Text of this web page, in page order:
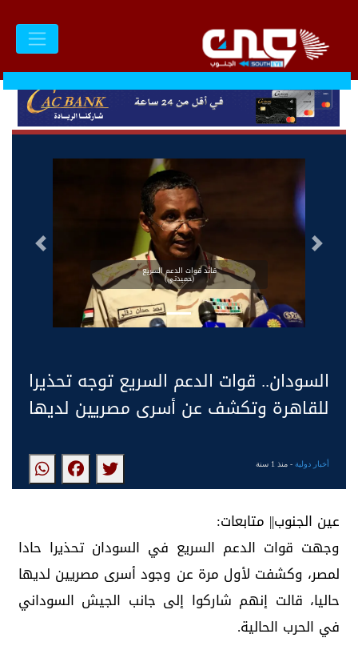
قائد قوات الدعم السريع
(حميدتي)
التالى السابق
السودان.. قوات الدعم السريع توجه تحذيرا
للقاهرة وتكشف عن أسرى مصريين لديها
أخبار دولية- منذ 1 سنة
عين الجنوب|| متابعات:
وجهت قوات الدعم السريع في السودان تحذيرا حادا
لمصر، وكشفت لأول مرة عن وجود أسرى مصريين لديها
حاليا، قالت إنهم شاركوا إلى جانب الجيش السوداني
في الحرب الحالية.